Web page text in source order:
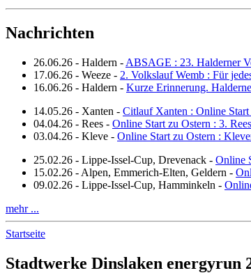
Nachrichten
26.06.26 - Haldern - ABSAGE : 23. Halderner
17.06.26 - Weeze - 2. Volkslauf Wemb : Für
16.06.26 - Haldern - Kurze Erinnerung.
14.05.26 - Xanten - Citlauf Xanten : Online
04.04.26 - Rees - Online Start zu Ostern : 3.
03.04.26 - Kleve - Online Start zu Ostern :
25.02.26 - Lippe-Issel-Cup, Drevenack - Online
15.02.26 - Alpen, Emmerich-Elten, Geldern -
09.02.26 - Lippe-Issel-Cup, Hamminkeln -
mehr ...
Startseite
Stadtwerke Dinslaken energyrun